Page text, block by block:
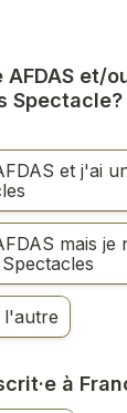
et/
et j'ai
mais je
à